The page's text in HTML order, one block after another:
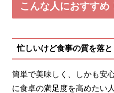
こんな人におすすめ
忙しいけど食事の質を落
簡単で美味しく、しかも安
に食卓の満足度を高めたい